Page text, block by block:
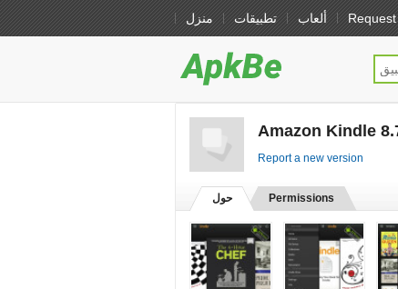
منزل تطبيقات ألعاب Request
Amazon Kindle
Report a new version
حول Permissions